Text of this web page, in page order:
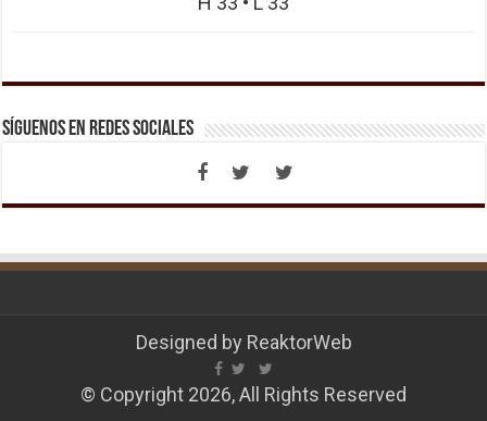
Síguenos en Redes Sociales
Designed by ReaktorWeb
© Copyright 2026, All Rights Reserved